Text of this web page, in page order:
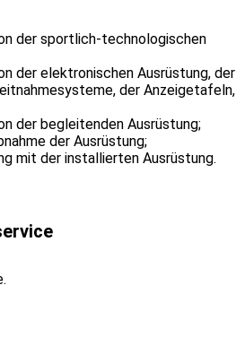
der sportlich-technologischen
der elektronischen Ausrüstung, der
der Anzeigetafeln,
der begleitenden Ausrüstung;
der Ausrüstung;
mit der installierten Ausrüstung.